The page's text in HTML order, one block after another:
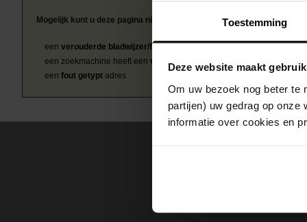
Toestemming
Deze website maakt
Om uw bezoek nog beter te
partijen) uw gedrag op
informatie over cookies en
Mogelijk kunt u deze pagina niet bezoeken door:
een verouderde bladwijzer/favoriet
een zoekmachine heeft een verouderde lijst van de website
een fout getypt adres